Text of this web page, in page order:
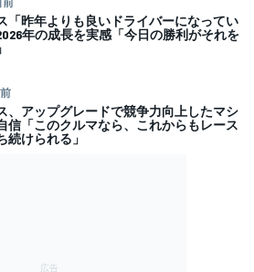
「昨年よりも良いドライバーになってい
年の成長を実感「今日の勝利がそれを
、アップグレードで競争力向上したマシ
信「このクルマなら、これからもレース
続けられる」